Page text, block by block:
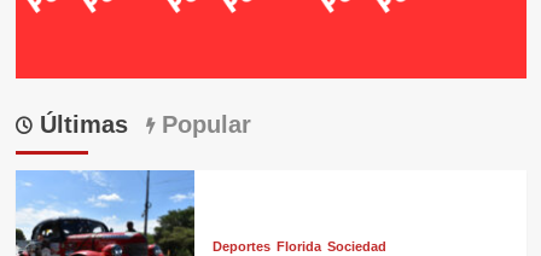
Últimas Popular
Deportes Florida Sociedad